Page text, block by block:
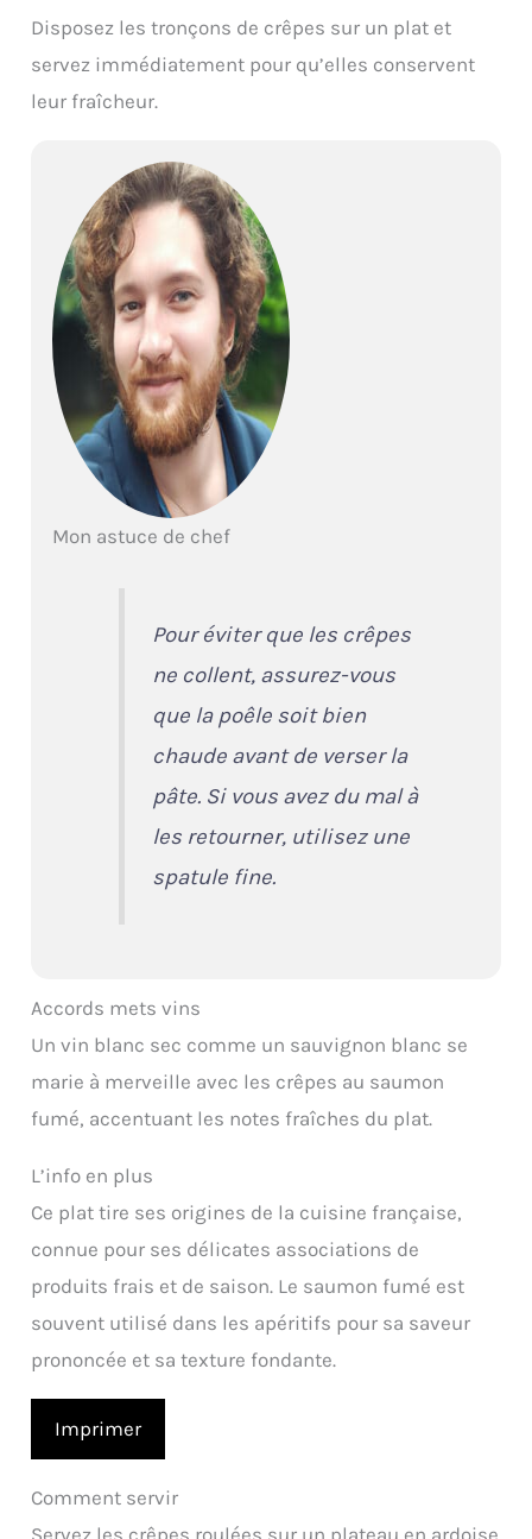
Disposez les tronçons de crêpes sur un plat et
servez immédiatement pour qu’elles conservent
leur fraîcheur.
Mon astuce de chef
Pour éviter que les crêpes
ne collent, assurez-vous
que la poêle soit bien
chaude avant de verser la
pâte. Si vous avez du mal à
les retourner, utilisez une
spatule fine.
Accords mets vins
Un vin blanc sec comme un sauvignon blanc se
marie à merveille avec les crêpes au saumon
fumé, accentuant les notes fraîches du plat.
L’info en plus
Ce plat tire ses origines de la cuisine française,
connue pour ses délicates associations de
produits frais et de saison. Le saumon fumé est
souvent utilisé dans les apéritifs pour sa saveur
prononcée et sa texture fondante.
Imprimer
Comment servir
Servez les crêpes roulées sur un plateau en ardoise